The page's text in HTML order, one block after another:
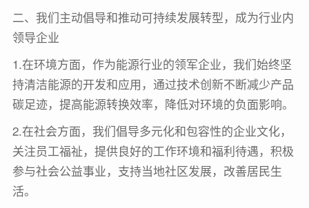
二、我们主动倡导和推动可持续发展转型，成为行业内
领导企业
1.在环境方面，作为能源行业的领军企业，我们始终坚
持清洁能源的开发和应用，通过技术创新不断减少产品
碳足迹，提高能源转换效率，降低对环境的负面影响。
2.在社会方面，我们倡导多元化和包容性的企业文化，
关注员工福祉，提供良好的工作环境和福利待遇，积极
参与社会公益事业，支持当地社区发展，改善居民生
活。